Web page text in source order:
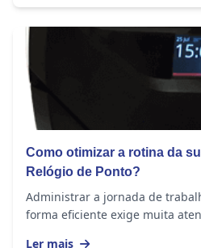
Como otimizar a rotina da
Relógio de Ponto?
Administrar a jornada de
forma eficiente exige muita
Ler mais